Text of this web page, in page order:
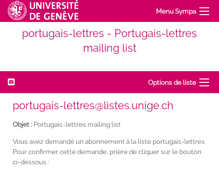
Menu Sympa
portugais-lettres - Portugais-lettres
mailing list
Options de liste
portugais-lettres@listes.unige.ch
Objet : Portugais-lettres mailing list
Vous avez demandé un abonnement à la liste portugais-lettres
Pour confirmer cette demande, prière de cliquer sur le bouton
ci-dessous :